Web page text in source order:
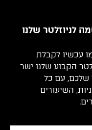
לניוזלטר שלנו
עכשיו לקבלת
הקבוע שלנו ישר
שלכם, עם כל
השיעורים